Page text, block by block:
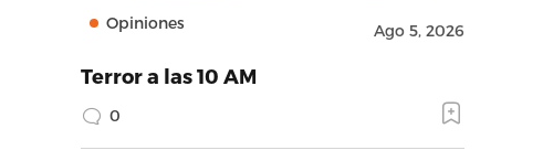
Opiniones Ago 5, 2026
Terror a las 10 AM
0